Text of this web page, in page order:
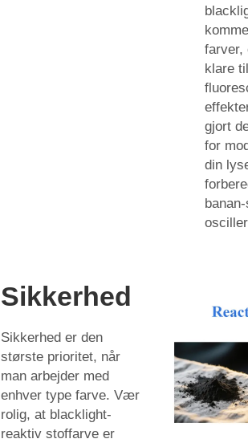
farver,
klare
gjort
for
din
Sikkerhed
Sikkerhed er den
største prioritet, når
man arbejder med
enhver type farve. Vær
rolig, at blacklight-
reaktiv stoffarve er